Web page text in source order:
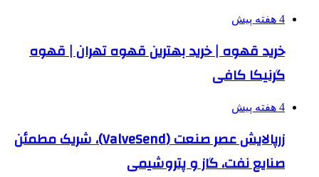
4 هفته پیش
خرید قهوه | خرید بهترین قهوه تهران | قهوه
گرنیکا کافی
4 هفته پیش
زرپالایش عصر صنعت (ValveSend)، شریک مطمئن
صنایع نفت، گاز و پتروشیمی